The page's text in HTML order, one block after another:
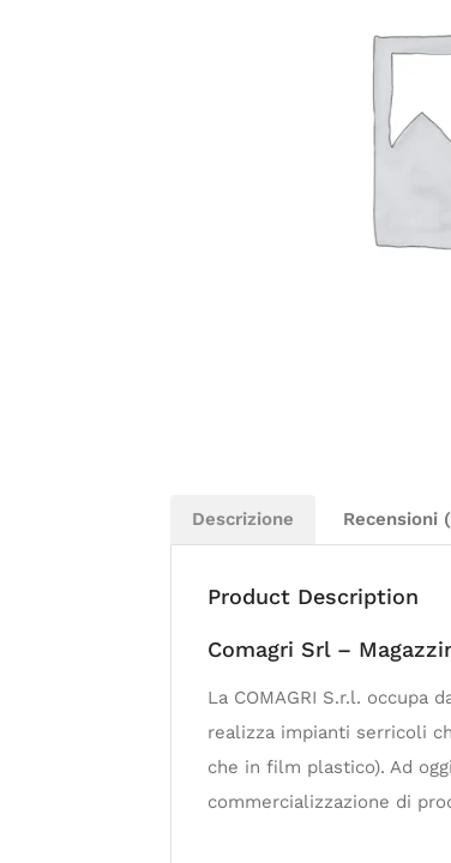
Descrizione Recensioni
Product Description
Comagri Srl –
La COMAGRI S.r.l.
realizza impianti serricoli
che in film plastico). Ad
commercializzazione di